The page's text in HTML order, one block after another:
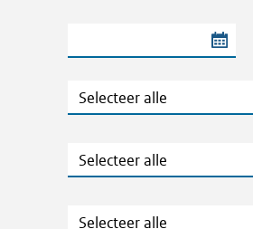
Begindatum van de periode
Jaar
Ministeries
Zaaknummers